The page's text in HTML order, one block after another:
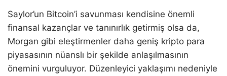
Saylor’un Bitcoin’i savunması kendisine önemli
finansal kazançlar ve tanınırlık getirmiş olsa da,
Morgan gibi eleştirmenler daha geniş kripto para
piyasasının nüanslı bir şekilde anlaşılmasının
önemini vurguluyor. Düzenleyici yaklaşımı nedeniyle